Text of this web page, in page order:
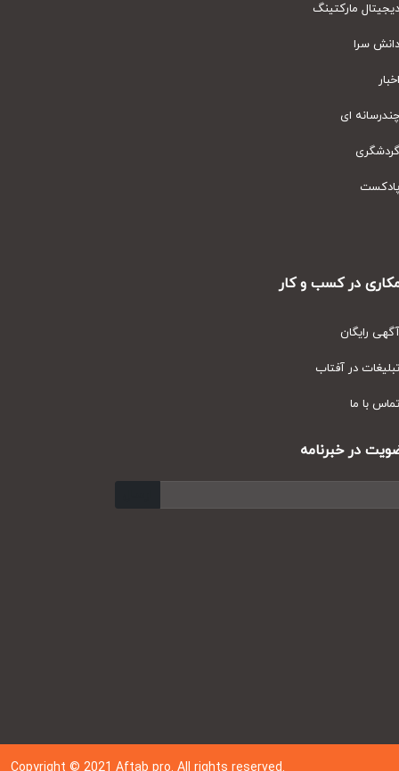
مارکتینگ
سرا
ای
در کسب و کار
رایگان
در آفتاب
با ما
در خبرنامه